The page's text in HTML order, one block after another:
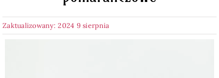
Zaktualizowany: 2024 9 sierpnia